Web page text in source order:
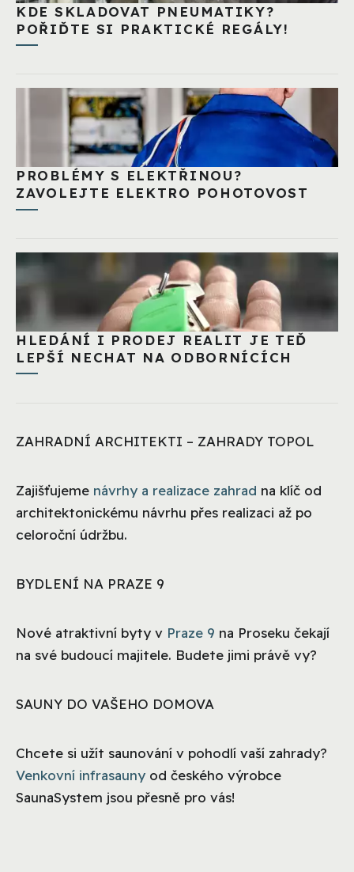
KDE SKLADOVAT PNEUMATIKY?
POŘIĎTE SI PRAKTICKÉ REGÁLY!
PROBLÉMY S ELEKTŘINOU?
ZAVOLEJTE ELEKTRO POHOTOVOST
HLEDÁNÍ I PRODEJ REALIT JE TEĎ
LEPŠÍ NECHAT NA ODBORNÍCÍCH
ZAHRADNÍ ARCHITEKTI – ZAHRADY TOPOL
Zajišťujeme návrhy a realizace zahrad na klíč od
architektonickému návrhu přes realizaci až po
celoroční údržbu.
BYDLENÍ NA PRAZE 9
Nové atraktivní byty v Praze 9 na Proseku čekají
na své budoucí majitele. Budete jimi právě vy?
SAUNY DO VAŠEHO DOMOVA
Chcete si užít saunování v pohodlí vaší zahrady?
Venkovní infrasauny od českého výrobce
SaunaSystem jsou přesně pro vás!